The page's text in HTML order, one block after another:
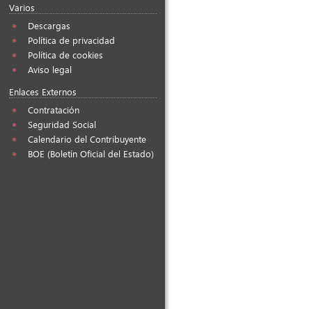
Varios
Descargas
Política de privacidad
Política de cookies
Aviso legal
Enlaces Externos
Contratación
Seguridad Social
Calendario del Contribuyente
BOE (Boletín Oficial del Estado)